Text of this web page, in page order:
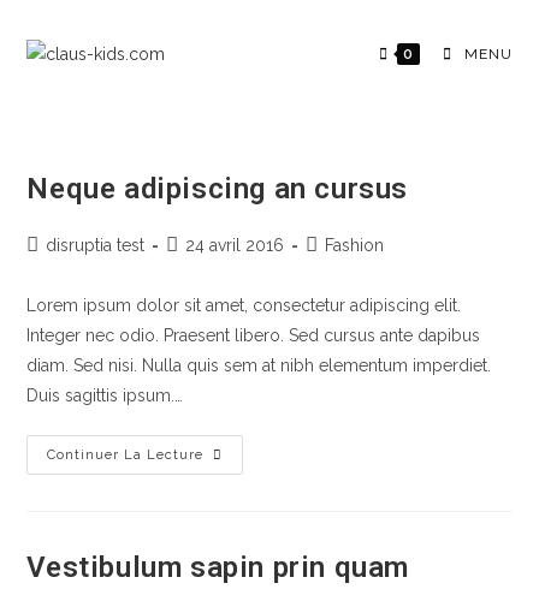
0 MENU
Neque adipiscing an cursus
disruptia test 24 avril 2016 Fashion
Lorem ipsum dolor sit amet, consectetur adipiscing elit.
Integer nec odio. Praesent libero. Sed cursus ante dapibus
diam. Sed nisi. Nulla quis sem at nibh elementum imperdiet.
Duis sagittis ipsum.…
Continuer La Lecture
Vestibulum sapin prin quam